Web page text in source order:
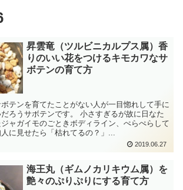
昇雲竜（ツルビニカルプス属）香
りのいい花をつけるキモカワなサ
ボテンの育て方
テンを育てたことがない人が一目惚れして手に
ろうサボテンです。 小さすぎるが故に日なた
ャガイモのごときボディライン、ぺらぺらして
に見せたら「枯れてるの？」...
2019.06.27
海王丸（ギムノカリキウム属）を
艶々のぷりぷりにする育て方